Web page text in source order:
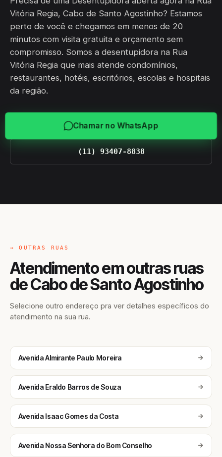
Vitória Regia, Cabo de Santo Agostinho? Estamos
perto de você e chegamos em menos de 20
minutos com visita gratuita e orçamento sem
compromisso. Somos a desentupidora na Rua
Vitória Regia que mais atende condomínios,
restaurantes, hotéis, escritórios, escolas e hospitais
da região.
Chamar no WhatsApp
(11) 93407-8838
→ OUTRAS RUAS
Atendimento em outras ruas
de Cabo de Santo Agostinho
Selecione outro endereço pra ver detalhes específicos do
atendimento na sua rua.
Avenida Almirante Paulo Moreira
Avenida Eraldo Barros de Souza
Avenida Isaac Gomes da Costa
Avenida Nossa Senhora do Bom Conselho